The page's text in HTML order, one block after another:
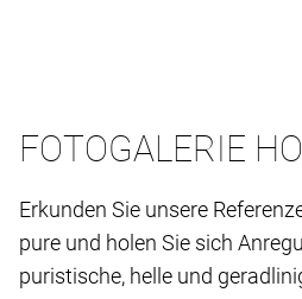
FOTOGALERIE
Erkunden Sie unsere
pure und holen Sie sich
puristische, helle und